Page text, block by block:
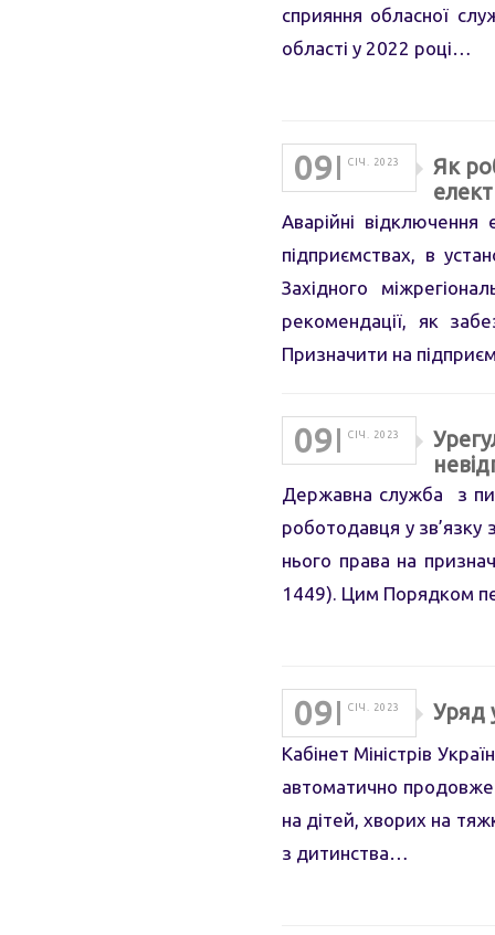
сприяння обласної
області у 2022 році…
09 СІЧ. 2023
Як
Аварійні
підприємствах, в
Західного
рекомендації, як
Призначити на
09 СІЧ. 2023
Державна служба з
роботодавця у зв’язку
нього права на
1449). Цим Порядком
09 СІЧ. 2023 Уряд
Кабінет Міністрів
автоматично
на дітей, хворих на
з дитинства…